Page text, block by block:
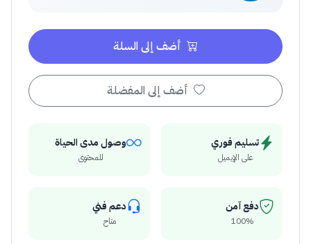
أضف إلى السلة
أضف إلى المفضلة
تسليم فوري
على الإيميل
وصول مدى الحياة
للمحتوى
دفع آمن
100%
دعم فني
متاح